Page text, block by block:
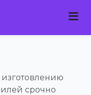
срочно